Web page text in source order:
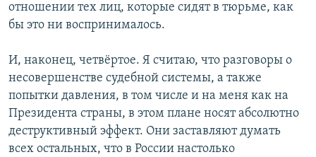
отношении тех лиц, которые сидят в тюрьме, как
бы это ни воспринималось.
И, наконец, четвёртое. Я считаю, что разговоры о
несовершенстве судебной системы, а также
попытки давления, в том числе и на меня как на
Президента страны, в этом плане носят абсолютно
деструктивный эффект. Они заставляют думать
всех остальных, что в России настолько